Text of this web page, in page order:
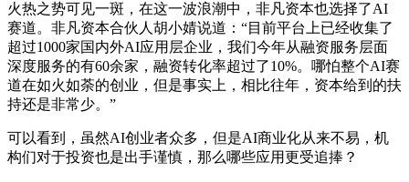
火热之势可见一斑，在这一波浪潮中，非凡资本也选择了AI
赛道。非凡资本合伙人胡小婧说道：“目前平台上已经收集了
超过1000家国内外AI应用层企业，我们今年从融资服务层面
深度服务的有60余家，融资转化率超过了10%。哪怕整个AI赛
道在如火如荼的创业，但是事实上，相比往年，资本给到的扶
持还是非常少。”
可以看到，虽然AI创业者众多，但是AI商业化从来不易，机
构们对于投资也是出手谨慎，那么哪些应用更受追捧？